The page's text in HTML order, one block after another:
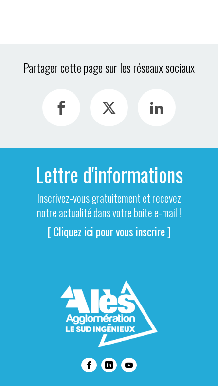
Partager cette page sur les réseaux sociaux
Lettre d'informations
Inscrivez-vous gratuitement et recevez
notre actualité dans votre boite e-mail !
[ Cliquez ici pour vous inscrire ]